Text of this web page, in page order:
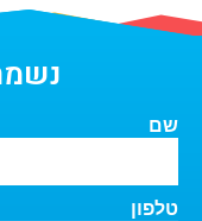
שם
טלפון